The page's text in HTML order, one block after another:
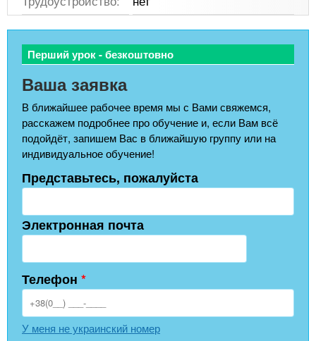
Перший урок - безкоштовно
Ваша заявка
В ближайшее рабочее время мы с Вами свяжемся,
расскажем подробнее про обучение и, если Вам всё
подойдёт, запишем Вас в ближайшую группу или на
индивидуальное обучение!
Представьтесь, пожалуйста
Электронная почта
Телефон *
У меня не украинский номер